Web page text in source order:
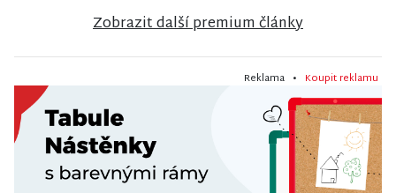
Zobrazit další premium články
Reklama • Koupit reklamu